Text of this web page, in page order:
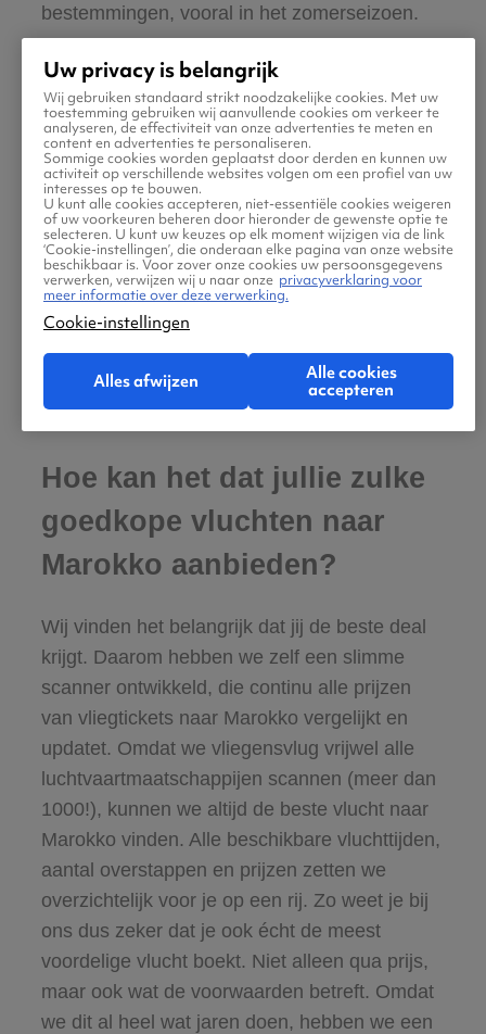
bestemmingen, vooral in het zomerseizoen.
Alternatieve luchthavens dicht bij België, zoals
die bijAmsterdam(AMS),Maastricht(MAA)of
Eindhoven(EIN), bieden soms voordelige
vliegtickets naar Marokko, met of zonder
tussenstops. De uiteindelijke kostenbesparing
hangt uiteraard af van de totale reiskosten,
inclusief het vervoer naar en van de
luchthaven, en eventueel bijkomende
parkeerkosten.
Hoe kan het dat jullie zulke
goedkope vluchten naar
Marokko aanbieden?
Wij vinden het belangrijk dat jij de beste deal
krijgt. Daarom hebben we zelf een slimme
scanner ontwikkeld, die continu alle prijzen
van vliegtickets naar Marokko vergelijkt en
updatet. Omdat we vliegensvlug vrijwel alle
luchtvaartmaatschappijen scannen (meer dan
1000!), kunnen we altijd de beste vlucht naar
Marokko vinden. Alle beschikbare vluchttijden,
aantal overstappen en prijzen zetten we
overzichtelijk voor je op een rij. Zo weet je bij
ons dus zeker dat je ook écht de meest
voordelige vlucht boekt. Niet alleen qua prijs,
maar ook wat de voorwaarden betreft. Omdat
we dit al heel wat jaren doen, hebben we een
Uw privacy is belangrijk
Wij gebruiken standaard strikt noodzakelijke cookies. Met uw
toestemming gebruiken wij aanvullende cookies om verkeer te
analyseren, de effectiviteit van onze advertenties te meten en
content en advertenties te personaliseren.
Sommige cookies worden geplaatst door derden en kunnen uw
activiteit op verschillende websites volgen om een profiel van uw
interesses op te bouwen.
U kunt alle cookies accepteren, niet-essentiële cookies weigeren
of uw voorkeuren beheren door hieronder de gewenste optie te
selecteren. U kunt uw keuzes op elk moment wijzigen via de link
‘Cookie-instellingen’, die onderaan elke pagina van onze website
beschikbaar is. Voor zover onze cookies uw persoonsgegevens
verwerken, verwijzen wij u naar onze privacyverklaring voor
meer informatie over deze verwerking.
Cookie-instellingen
Alles afwijzen
Alle cookies
accepteren